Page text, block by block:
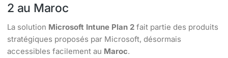
2 au Maroc
La solution Microsoft Intune Plan 2 fait partie des produits
stratégiques proposés par Microsoft, désormais
accessibles facilement au Maroc.